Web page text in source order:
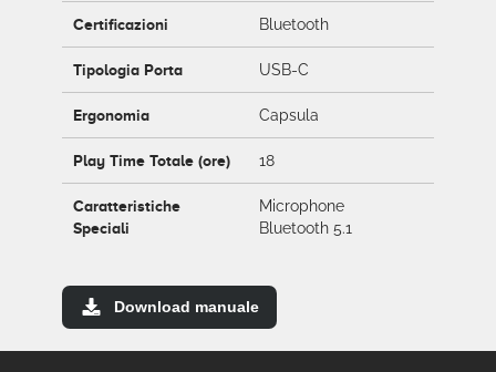
Certificazioni Bluetooth
Tipologia Porta USB-C
Ergonomia Capsula
Play Time Totale (ore) 18
Caratteristiche
Speciali
Microphone
Bluetooth 5.1
Download manuale